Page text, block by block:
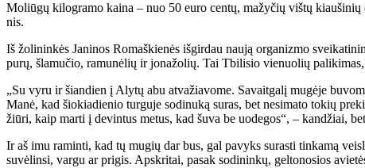
Mo­liū­gų ki­log­ra­mo kai­na – nuo 50 eu­ro cen­tų, ma­žy­čių viš­tų
nis.
Iš žo­li­nin­kės Ja­ni­nos Ro­maš­kie­nės iš­gir­dau nau­ją or­ga­niz­mo
pu­rų, šla­mu­čio, ra­mu­nė­lių ir jo­na­žo­lių. Tai Tbi­li­sio vie­nuo­lių
„Su vy­ru ir šian­dien į Aly­tų abu at­va­žia­vo­me. Sa­vait­ga­lį mu­gė­je
Ma­nė, kad šio­kia­die­nio tur­gu­je so­di­nu­ką su­ras, bet ne­si­ma­to to­kių
žiū­ri, kaip mar­ti į de­vin­tus me­tus, kad šu­va be uo­de­gos“, – kan­džiai,
Ir aš imu ra­min­ti, kad tų mu­gių dar bus, gal pa­vyks su­ras­ti tin­ka­mą
su­vė­lin­si, var­gu ar pri­gis. Ap­skri­tai, pa­sak so­di­nin­kų, gel­to­no­sios